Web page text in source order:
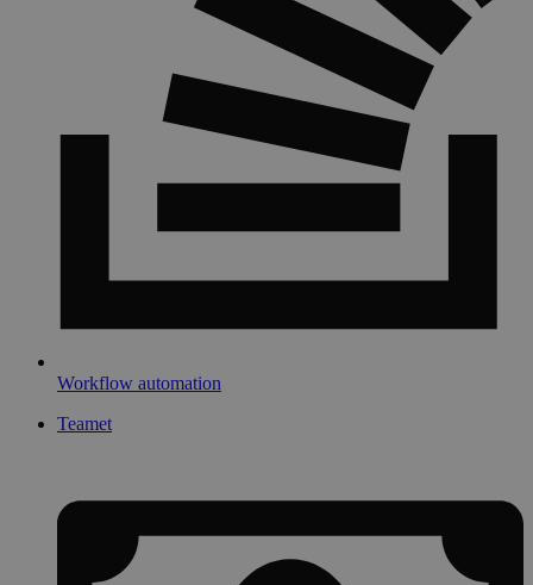
Workflow automation
Teamet